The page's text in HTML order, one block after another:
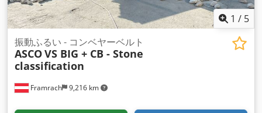
1 / 5
Framrach 9,216 km
振動ふるい - コンベヤーベルト
ASCOVS BIG + CB - Stone
classification